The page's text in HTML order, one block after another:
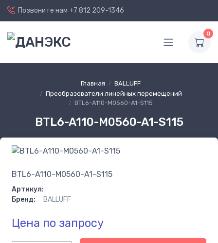
Позвоните нам +7 812 209-1346
0
Главная
BALLUFF
Преобразователи линейных перемещений
BTL6-A110-M0560-A1-S115
BTL6-A110-M0560-A1-S115
BTL6-A110-M0560-A1-S115
Артикул:
Бренд:
BALLUFF
Цена по запросу